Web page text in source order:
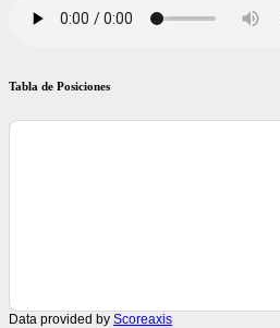
Tabla de Posiciones
Data provided by Scoreaxis